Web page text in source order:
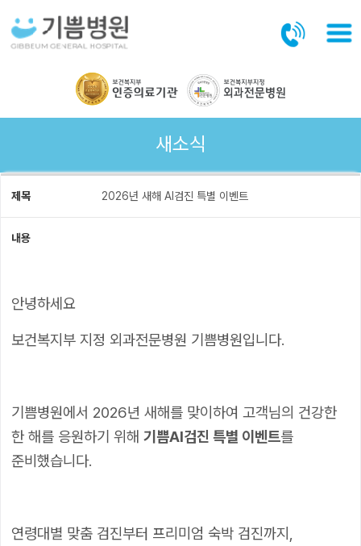
새소식
제목 2026년 새해 AI검진 특별 이벤트
내용
안녕하세요
보건복지부 지정 외과전문병원 기쁨병원입니다.
기쁨병원에서 2026년 새해를 맞이하여 고객님의 건강한
한 해를 응원하기 위해기쁨AI검진 특별 이벤트를
준비했습니다.
연령대별 맞춤 검진부터 프리미엄 숙박 검진까지,